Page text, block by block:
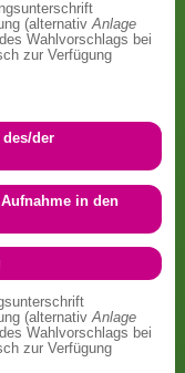
(alternativAnlage
Wahlvorschlags bei
zur Verfügung
der
in den
(alternativAnlage
Wahlvorschlags bei
zur Verfügung